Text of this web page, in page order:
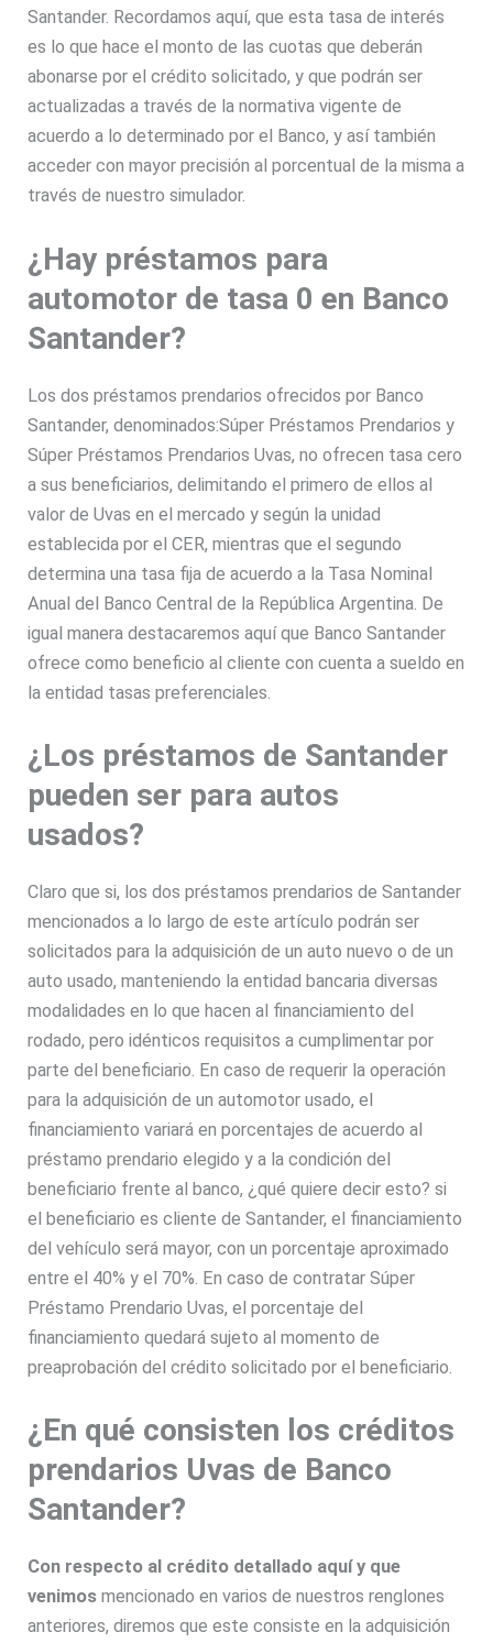
Santander. Recordamos aquí, que esta tasa de interés
es lo que hace el monto de las cuotas que deberán
abonarse por el crédito solicitado, y que podrán ser
actualizadas a través de la normativa vigente de
acuerdo a lo determinado por el Banco, y así también
acceder con mayor precisión al porcentual de la misma a
través de nuestro simulador.
¿Hay préstamos para
automotor de tasa 0 en Banco
Santander?
Los dos préstamos prendarios ofrecidos por Banco
Santander, denominados:Súper Préstamos Prendarios y
Súper Préstamos Prendarios Uvas, no ofrecen tasa cero
a sus beneficiarios, delimitando el primero de ellos al
valor de Uvas en el mercado y según la unidad
establecida por el CER, mientras que el segundo
determina una tasa fija de acuerdo a la Tasa Nominal
Anual del Banco Central de la República Argentina. De
igual manera destacaremos aquí que Banco Santander
ofrece como beneficio al cliente con cuenta a sueldo en
la entidad tasas preferenciales.
¿Los préstamos de Santander
pueden ser para autos
usados?
Claro que si, los dos préstamos prendarios de Santander
mencionados a lo largo de este artículo podrán ser
solicitados para la adquisición de un auto nuevo o de un
auto usado, manteniendo la entidad bancaria diversas
modalidades en lo que hacen al financiamiento del
rodado, pero idénticos requisitos a cumplimentar por
parte del beneficiario. En caso de requerir la operación
para la adquisición de un automotor usado, el
financiamiento variará en porcentajes de acuerdo al
préstamo prendario elegido y a la condición del
beneficiario frente al banco, ¿qué quiere decir esto? si
el beneficiario es cliente de Santander, el financiamiento
del vehículo será mayor, con un porcentaje aproximado
entre el 40% y el 70%. En caso de contratar Súper
Préstamo Prendario Uvas, el porcentaje del
financiamiento quedará sujeto al momento de
preaprobación del crédito solicitado por el beneficiario.
¿En qué consisten los créditos
prendarios Uvas de Banco
Santander?
Con respecto al crédito detallado aquí y que
venimosmencionado en varios de nuestros renglones
anteriores, diremos que este consiste en la adquisición